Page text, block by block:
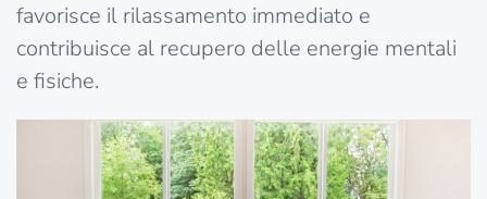
favorisce il rilassamento immediato e
contribuisce al recupero delle energie mentali
e fisiche.